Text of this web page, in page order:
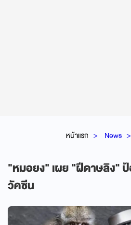
หน้าแรก News
"หมอยง" เผย "ฝีดาษลิง"
วัคซีน